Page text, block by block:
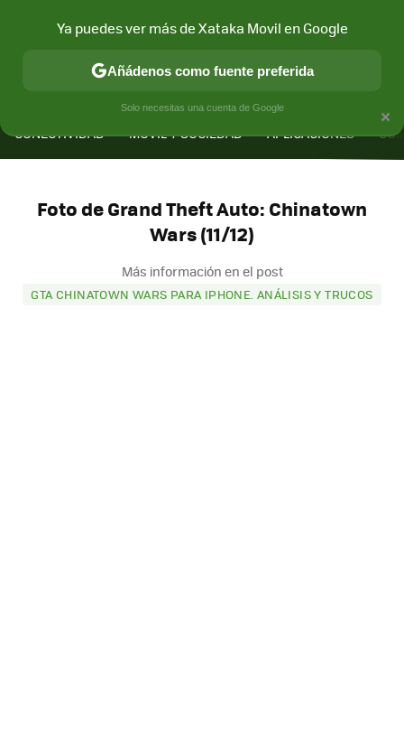
CONECTIVIDAD MÓVIL Y SOCIEDAD APLICACIONES
Foto de Grand Theft Auto: Chinatown
Wars (11/12)
Más información en el post
GTA CHINATOWN WARS PARA IPHONE. ANÁLISIS Y TRUCOS
×
Ya puedes ver más de Xataka Movil en Google
Añádenos como fuente preferida
Solo necesitas una cuenta de Google